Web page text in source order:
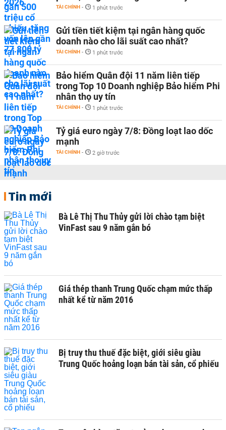
TÀI CHÍNH - 1 phút trước
Gửi tiền tiết kiệm tại ngân hàng quốc
doanh nào cho lãi suất cao nhất?
TÀI CHÍNH - 1 phút trước
Bảo hiểm Quân đội 11 năm liên tiếp
trong Top 10 Doanh nghiệp Bảo hiểm Phi
nhân thọ uy tín
TÀI CHÍNH - 1 phút trước
Tỷ giá euro ngày 7/8: Đồng loạt lao dốc
mạnh
TÀI CHÍNH - 2 giờ trước
Tin mới
Bà Lê Thị Thu Thủy gửi lời chào tạm biệt
VinFast sau 9 năm gắn bó
Giá thép thanh Trung Quốc chạm mức thấp
nhất kể từ năm 2016
Bị truy thu thuế đặc biệt, giới siêu giàu
Trung Quốc hoảng loạn bán tài sản, cổ phiếu